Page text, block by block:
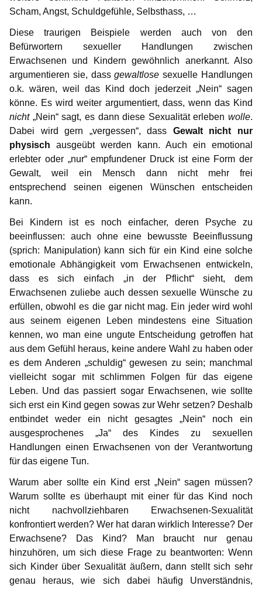
Scham, Angst, Schuldgefühle, Selbsthass, …
Diese traurigen Beispiele werden auch von den
Befürwortern sexueller Handlungen zwischen
Erwachsenen und Kindern gewöhnlich anerkannt. Also
argumentieren sie, dassgewaltlose sexuelle Handlungen
o.k. wären, weil das Kind doch jederzeit „Nein“ sagen
könne. Es wird weiter argumentiert, dass, wenn das Kind
nicht„Nein“ sagt, es dann diese Sexualität erleben wolle.
Dabei wird gern „vergessen“, dass Gewalt nicht nur
physisch ausgeübt werden kann. Auch ein emotional
erlebter oder „nur“ empfundener Druck ist eine Form der
Gewalt, weil ein Mensch dann nicht mehr frei
entsprechend seinen eigenen Wünschen entscheiden
kann.
Bei Kindern ist es noch einfacher, deren Psyche zu
beeinflussen: auch ohne eine bewusste Beeinflussung
(sprich: Manipulation) kann sich für ein Kind eine solche
emotionale Abhängigkeit vom Erwachsenen entwickeln,
dass es sich einfach „in der Pflicht“ sieht, dem
Erwachsenen zuliebe auch dessen sexuelle Wünsche zu
erfüllen, obwohl es die gar nicht mag. Ein jeder wird wohl
aus seinem eigenen Leben mindestens eine Situation
kennen, wo man eine ungute Entscheidung getroffen hat
aus dem Gefühl heraus, keine andere Wahl zu haben oder
es dem Anderen „schuldig“ gewesen zu sein; manchmal
vielleicht sogar mit schlimmen Folgen für das eigene
Leben. Und das passiert sogar Erwachsenen, wie sollte
sich erst ein Kind gegen sowas zur Wehr setzen? Deshalb
entbindet weder ein nicht gesagtes „Nein“ noch ein
ausgesprochenes „Ja“ des Kindes zu sexuellen
Handlungen einen Erwachsenen von der Verantwortung
für das eigene Tun.
Warum aber sollte ein Kind erst „Nein“ sagen müssen?
Warum sollte es überhaupt mit einer für das Kind noch
nicht nachvollziehbaren Erwachsenen-Sexualität
konfrontiert werden? Wer hat daran wirklich Interesse? Der
Erwachsene? Das Kind? Man braucht nur genau
hinzuhören, um sich diese Frage zu beantworten: Wenn
sich Kinder über Sexualität äußern, dann stellt sich sehr
genau heraus, wie sich dabei häufig Unverständnis,